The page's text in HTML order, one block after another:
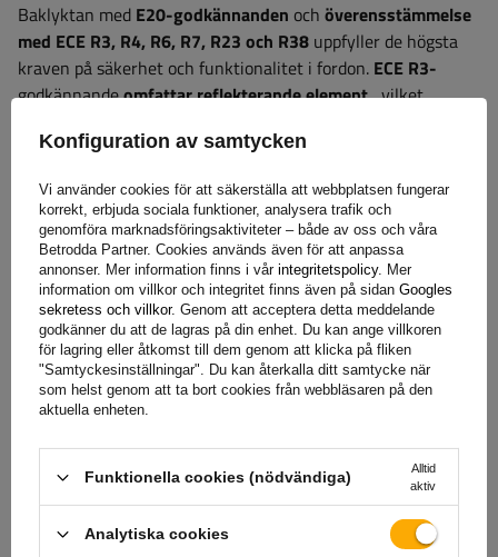
Baklyktan med E20-godkännanden och överensstämmelse
med ECE R3, R4, R6, R7, R23 och R38 uppfyller de högsta
kraven på säkerhet och funktionalitet i fordon. ECE R3-
godkännandeomfattar reflekterande element, vilket
reflekterande markeringar, vilket ökar trafiksäkerheten.
synlighet och blinkfrekvens, medanECE R7 täcker
positions- och bromsljus, vilket säkerställer
överensstämmelse med säkerhetsstandarder.ECE R23
bekräftar effektiviteten hos backljus, vilket gör
manövrering säkrare, medanECE R38 reglerar standarderna
för dimljus, vilket förbättrar sikten i svåra
väderförhållanden.
Bakljus är en nyckelkomponenti utrustningen för
jordbruks- och anläggningsmaskiner, släpvagnar och
, eftersom de har en signalfunktion och
säkerställer fordonets synlighet på vägen och på
arbetsplatsen. Tack vare rätt utvalda bakljus kan du
Konfiguration av samtycken
Vi använder cookies för att säkerställa att webbplatsen fungerar
korrekt, erbjuda sociala funktioner, analysera trafik och
genomföra marknadsföringsaktiviteter – både av oss och våra
Betrodda Partner. Cookies används även för att anpassa
annonser. Mer information finns i vår integritetspolicy. Mer
information om villkor och integritet finns även på sidan Googles
sekretess och villkor. Genom att acceptera detta meddelande
godkänner du att de lagras på din enhet. Du kan ange villkoren
för lagring eller åtkomst till dem genom att klicka på fliken
"Samtyckesinställningar". Du kan återkalla ditt samtycke när
som helst genom att ta bort cookies från webbläsaren på den
aktuella enheten.
Funktionella cookies (nödvändiga)
Alltid
aktiv
Analytiska cookies